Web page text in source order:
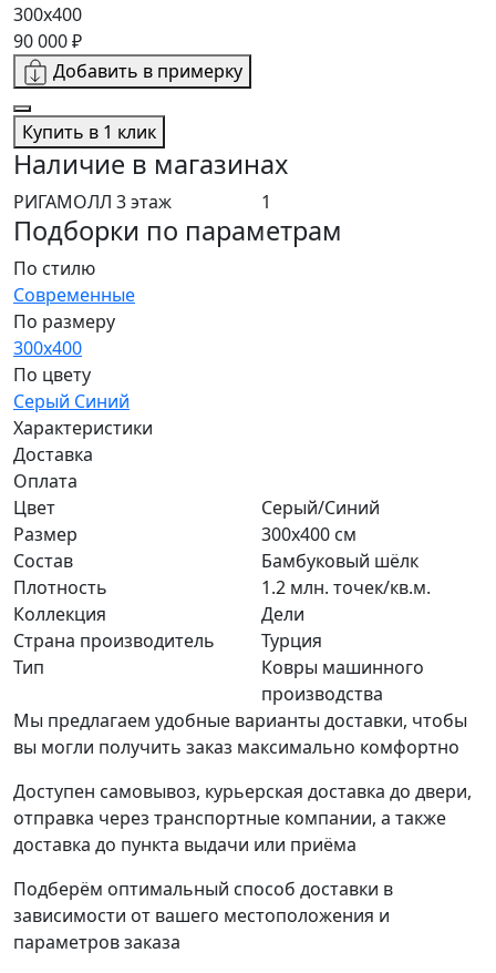
300x400
90 000 ₽
Добавить в примерку
Купить в 1 клик
Наличие в магазинах
РИГАМОЛЛ 3 этаж 1
Подборки по параметрам
По стилю
Современные
По размеру
300x400
По цвету
Серый Синий
Характеристики
Доставка
Оплата
Цвет
Серый/Синий
Размер
300x400 см
Состав
Бамбуковый шёлк
Плотность
1.2 млн. точек/кв.м.
Коллекция
Дели
Страна производитель
Турция
Тип
Ковры машинного
производства
Мы предлагаем удобные варианты доставки, чтобы
вы могли получить заказ максимально комфортно
Доступен самовывоз, курьерская доставка до двери,
отправка через транспортные компании, а также
доставка до пункта выдачи или приёма
Подберём оптимальный способ доставки в
зависимости от вашего местоположения и
параметров заказа